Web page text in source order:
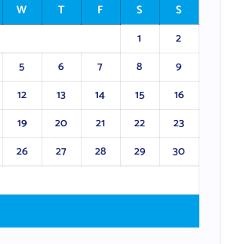
W T F S
S
1
2
5 6 7 8
9
12 13 14 15
16
19 20 21 22
23
26 27 28 29
30